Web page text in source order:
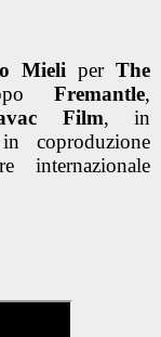
Mieli per The
Fremantle,
Film, in
in coproduzione
internazionale